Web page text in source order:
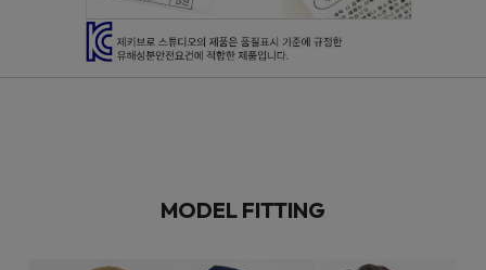
MODEL FITTING